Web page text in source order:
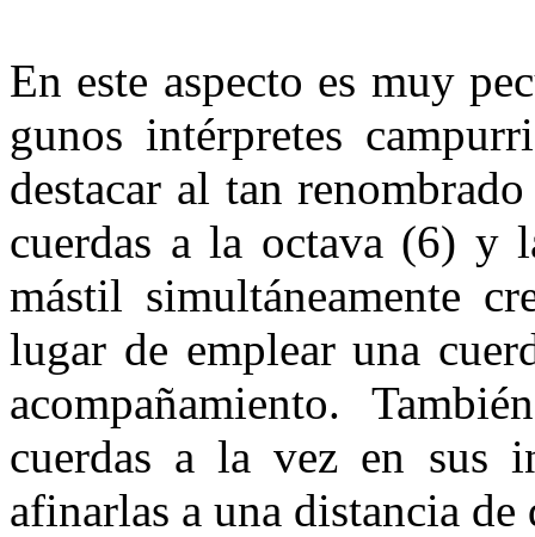
En este aspecto es muy
gunos intérpretes
des­tacar al tan
cuer­das a la octava (6) y
mástil si­multáneamente
lugar de em­plear una
acompañamien­to.
cuerdas a la vez en sus
afinarlas a una distancia